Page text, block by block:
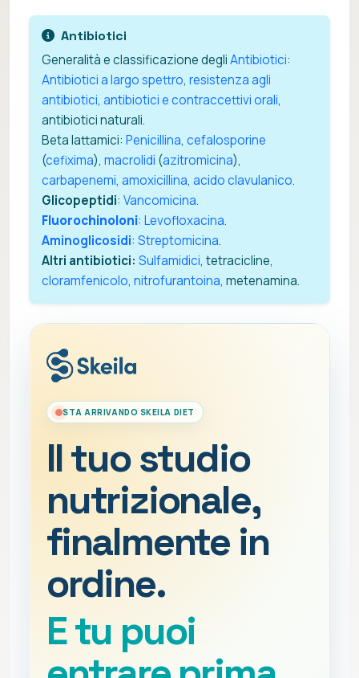
Antibiotici
Generalità e classificazione degliAntibiotici:
Antibiotici a largo spettro, resistenza agli
antibiotici, antibiotici e contraccettivi orali,
antibiotici naturali.
Beta lattamici: Penicillina, cefalosporine
(cefixima), macrolidi (azitromicina),
carbapenemi, amoxicillina, acido clavulanico.
Glicopeptidi: Vancomicina.
Fluorochinoloni: Levofloxacina.
Aminoglicosidi: Streptomicina.
Altri antibiotici: Sulfamidici, tetracicline,
cloramfenicolo, nitrofurantoina, metenamina.
STA ARRIVANDO SKEILA DIET
Il tuo studio
nutrizionale,
finalmente in
ordine.
E tu puoi